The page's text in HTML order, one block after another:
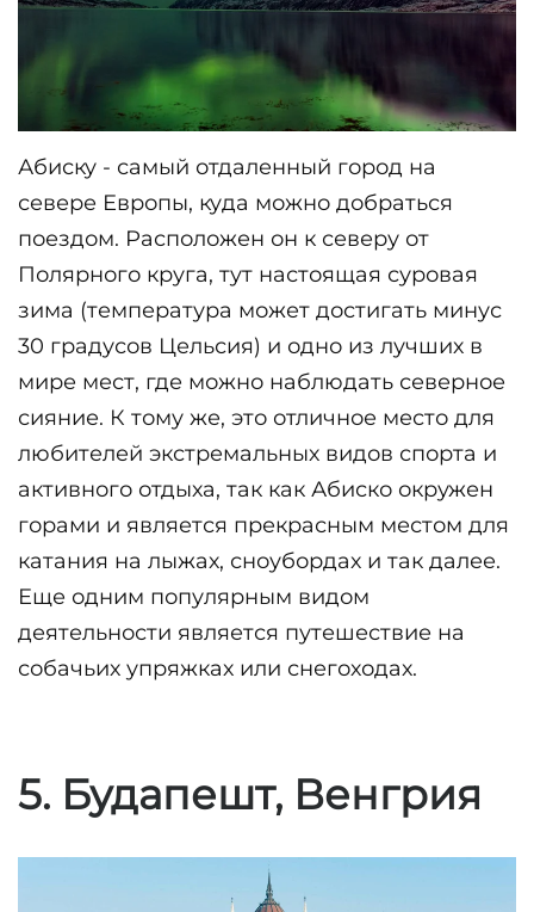
Абиску - самый отдаленный город на
севере Европы, куда можно добраться
поездом. Расположен он к северу от
Полярного круга, тут настоящая суровая
зима (температура может достигать минус
30 градусов Цельсия) и одно из лучших в
мире мест, где можно наблюдать северное
сияние. К тому же, это отличное место для
любителей экстремальных видов спорта и
активного отдыха, так как Абиско окружен
горами и является прекрасным местом для
катания на лыжах, сноубордах и так далее.
Еще одним популярным видом
деятельности является путешествие на
собачьих упряжках или снегоходах.
5. Будапешт, Венгрия